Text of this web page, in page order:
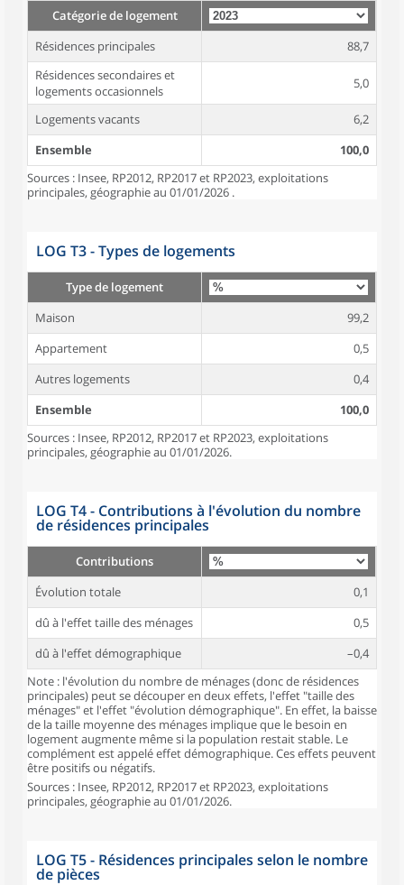
Catégorie de logement
Résidences principales
88,7
Résidences secondaires et
logements occasionnels
5,0
Logements vacants
6,2
Ensemble
100,0
Sources : Insee, RP2012, RP2017 et RP2023, exploitations
principales, géographie au 01/01/2026 .
LOG T3 - Types de logements
Type de logement
Maison
99,2
Appartement
0,5
Autres logements
0,4
Ensemble
100,0
Sources : Insee, RP2012, RP2017 et RP2023, exploitations
principales, géographie au 01/01/2026.
LOG T4 - Contributions à l'évolution du nombre
de résidences principales
Contributions
Évolution totale
0,1
dû à l'effet taille des ménages
0,5
dû à l'effet démographique
–0,4
Note : l'évolution du nombre de ménages (donc de résidences
principales) peut se découper en deux effets, l'effet "taille des
ménages" et l'effet "évolution démographique". En effet, la baisse
de la taille moyenne des ménages implique que le besoin en
logement augmente même si la population restait stable. Le
complément est appelé effet démographique. Ces effets peuvent
être positifs ou négatifs.
Sources : Insee, RP2012, RP2017 et RP2023, exploitations
principales, géographie au 01/01/2026.
LOG T5 - Résidences principales selon le nombre
de pièces